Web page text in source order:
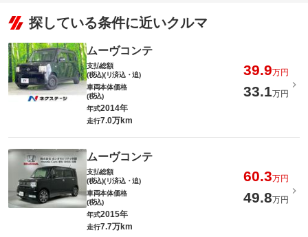
探している条件に近いクルマ
ムーヴコンテ
支払総額
(税込)(リ済込・追)
39.9万円
車両本体価格
(税込)
33.1万円
年式2014年
走行7.0万km
ムーヴコンテ
支払総額
(税込)(リ済込・追)
60.3万円
車両本体価格
(税込)
49.8万円
年式2015年
走行7.7万km